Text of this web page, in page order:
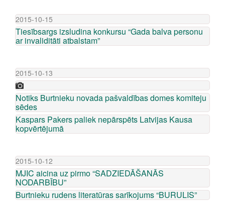
2015-10-15
Tiesībsargs izsludina konkursu “Gada balva personu
ar invaliditāti atbalstam”
2015-10-13
Notiks Burtnieku novada pašvaldības domes komiteju
sēdes
Kaspars Pakers paliek nepārspēts Latvijas Kausa
kopvērtējumā
2015-10-12
MJIC aicina uz pirmo “SADZIEDĀŠANĀS
NODARBĪBU”
Burtnieku rudens literatūras sarīkojums “BURULIS”